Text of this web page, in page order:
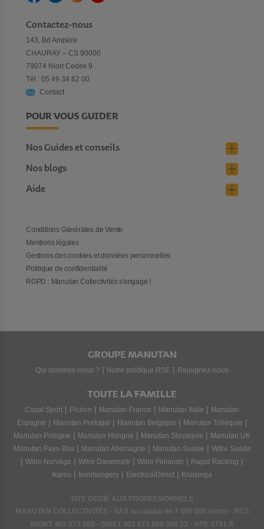
aux plus petits qui pourront s’amuser à construire et déconstruire
Contactez-nous
143, Bd Ampère
CHAURAY – CS 90000
79074 Niort Cedex 9
Tél : 05 49 34 62 00
Contact
POUR VOUS GUIDER
Nos Guides et conseils
Nos blogs
Aide
Conditions Générales de Vente
Mentions légales
Gestions des cookies et données personnelles
Politique de confidentialité
RGPD : Manutan Collectivités s'engage !
GROUPE MANUTAN
Qui sommes-nous ? | Notre politique RSE | Rejoignez-nous
TOUTE LA FAMILLE
Casal Sport | Pichon | Manutan France | Manutan Italie | Manutan
Espagne | Manutan Portugal | Manutan Belgique | Manutan Tchéquie |
Manutan Pologne | Manutan Hongrie | Manutan Slovaquie | Manutan UK
Manutan Pays-Bas | Manutan Allemagne | Manutan Suisse | Witre Suède
| Witre Norvège | Witre Danemark | Witre Finlande | Rapid Racking |
Ikaros | Ironmongery | ElectricalDirect | Kruizinga
SITE DÉDIÉ AUX PROFESSIONNELS
MANUTAN COLLECTIVITÉS - SAS au capital de 7 560 000 euros - RCS
NIORT 402 673 560 - SIRET 402 673 560 000 23 - APE 4791 A